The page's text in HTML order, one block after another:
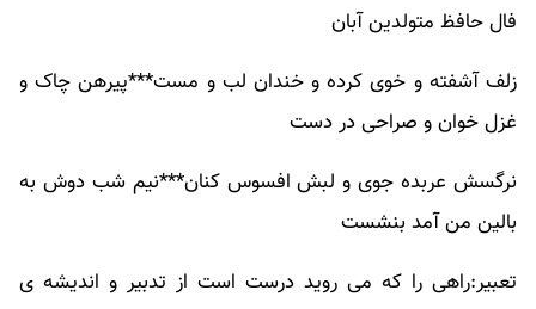
فال حافظ متولدین آبان
زلف آشفته و خوی کرده و خندان لب و مست***پیرهن چاک و
غزل خوان و صراحی در دست
نرگسش عربده جوی و لبش افسوس کنان***نیم شب دوش به
بالین من آمد بنشست
تعبیر:راهی را که می روید درست است از تدبیر و اندیشه ی